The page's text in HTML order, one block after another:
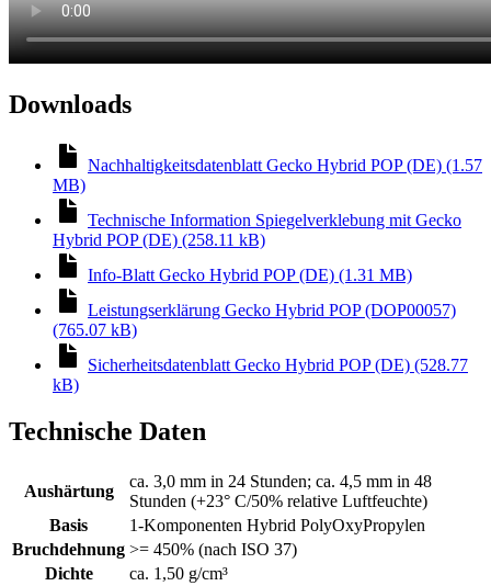
Downloads
Nachhaltigkeitsdatenblatt Gecko Hybrid POP (DE) (1.57
MB)
Technische Information Spiegelverklebung mit Gecko
Hybrid POP (DE) (258.11 kB)
Info-Blatt Gecko Hybrid POP (DE) (1.31 MB)
Leistungserklärung Gecko Hybrid POP (DOP00057)
(765.07 kB)
Sicherheitsdatenblatt Gecko Hybrid POP (DE) (528.77
kB)
Technische Daten
Aushärtung
ca. 3,0 mm in 24 Stunden; ca. 4,5 mm in 48
Stunden (+23° C/50% relative Luftfeuchte)
Basis
1-Komponenten Hybrid PolyOxyPropylen
Bruchdehnung >= 450% (nach ISO 37)
Dichte
ca. 1,50 g/cm³